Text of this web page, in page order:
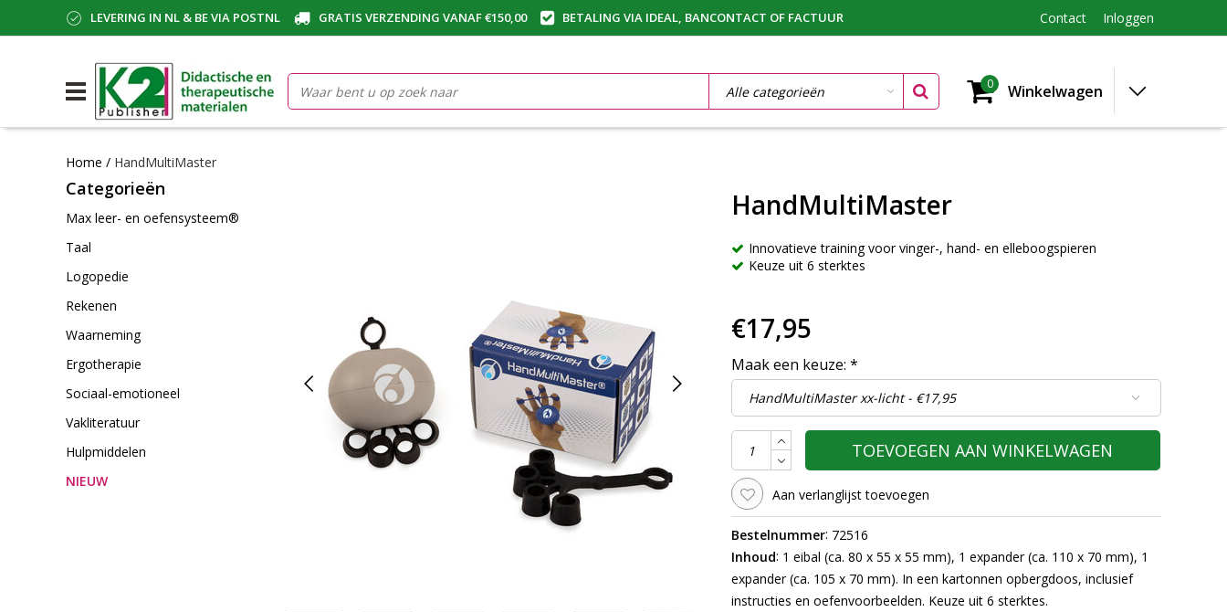
LEVERING IN NL & BE VIA POSTNL GRATIS VERZENDING VANAF €150,00 BETALING VIA IDEAL, BANCONTACT OF FACTUUR Contact Inloggen
0 Winkelwagen
Home / HandMultiMaster
Categorieën
Max leer- en oefensysteem®
Taal
Logopedie
Rekenen
Waarneming
Ergotherapie
Sociaal-emotioneel
Vakliteratuur
Hulpmiddelen
NIEUW
HandMultiMaster
Innovatieve training voor vinger-, hand- en elleboogspieren
Keuze uit 6 sterktes
€17,95
Maak een keuze: *
TOEVOEGEN AAN WINKELWAGEN
Aan verlanglijst toevoegen
Bestelnummer: 72516
Inhoud: 1 eibal (ca. 80 x 55 x 55 mm), 1 expander (ca. 110 x 70 mm), 1
expander (ca. 105 x 70 mm). In een kartonnen opbergdoos, inclusief
instructies en oefenvoorbeelden. Keuze uit 6 sterktes.